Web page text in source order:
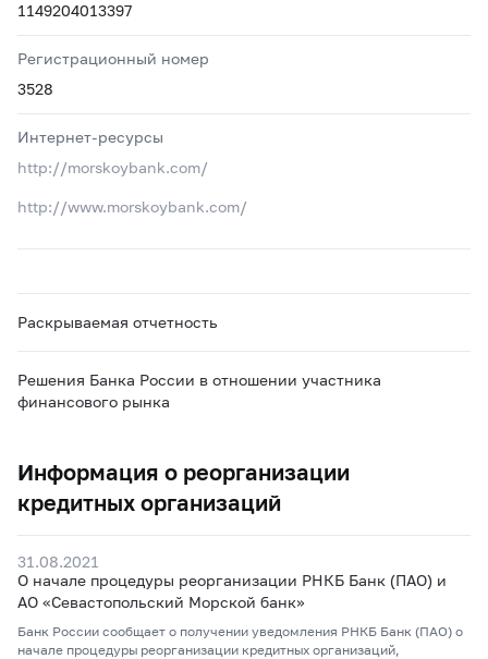
1149204013397
Регистрационный номер
3528
Интернет-ресурсы
http://morskoybank.com/
http://www.morskoybank.com/
Раскрываемая отчетность
Решения Банка России в отношении участника
финансового рынка
Информация о реорганизации
кредитных организаций
31.08.2021
О начале процедуры реорганизации РНКБ Банк (ПАО) и
АО «Севастопольский Морской банк»
Банк России сообщает о получении уведомления РНКБ Банк (ПАО) о
начале процедуры реорганизации кредитных организаций,